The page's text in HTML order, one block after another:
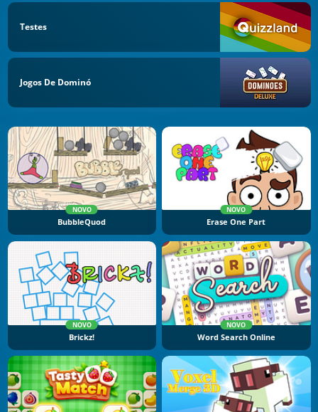
Testes
Jogos De Dominó
NOVO
BubbleQuod
NOVO
Erase One Part
NOVO
Brickz!
NOVO
Word Search Online